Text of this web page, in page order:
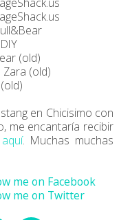
(old)
Zara (old)
en Chicisimo con
me encantaría recibir
. Muchas muchas
me on Facebook
me on Twitter